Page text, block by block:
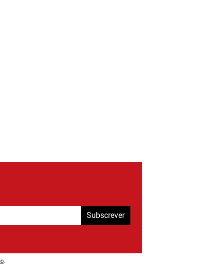
Subscrever
.